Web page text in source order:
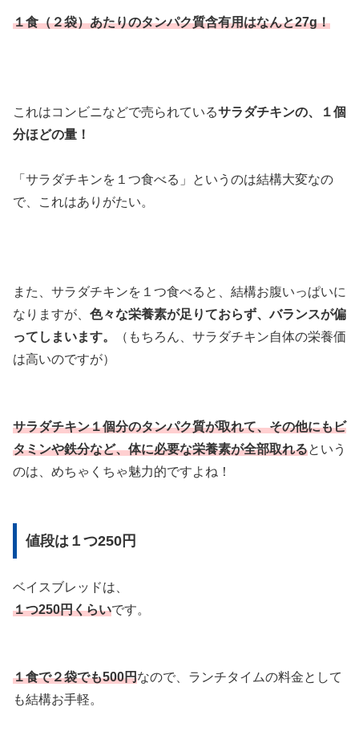
１食（２袋）あたりのタンパク質含有用はなんと27g！
これはコンビニなどで売られているサラダチキンの、１個
分ほどの量！
「サラダチキンを１つ食べる」というのは結構大変なの
で、これはありがたい。
また、サラダチキンを１つ食べると、結構お腹いっぱいに
なりますが、 色々な栄養素が足りておらず、バランスが偏
ってしまいます。
（もちろん、サラダチキン自体の栄養価
は高いのですが）
サラダチキン１個分のタンパク質が取れて、その他にもビ
タミンや鉄分など、体に必要な栄養素が全部取れるという
のは、めちゃくちゃ魅力的ですよね！
値段は１つ250円
ベイスブレッドは、
１つ250円くらいです。
１食で２袋でも500円なので、ランチタイムの料金として
も結構お手軽。